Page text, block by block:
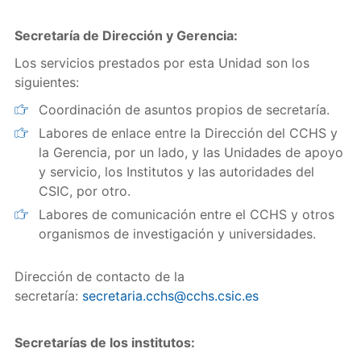
Secretaría de Dirección y Gerencia:
Los servicios prestados por esta Unidad son los
siguientes:
Coordinación de asuntos propios de secretaría.
Labores de enlace entre la Dirección del CCHS y
la Gerencia, por un lado, y las Unidades de apoyo
y servicio, los Institutos y las autoridades del
CSIC, por otro.
Labores de comunicación entre el CCHS y otros
organismos de investigación y universidades.
Dirección de contacto de la
secretaría: secretaria.cchs@cchs.csic.es
Secretarías de los institutos: